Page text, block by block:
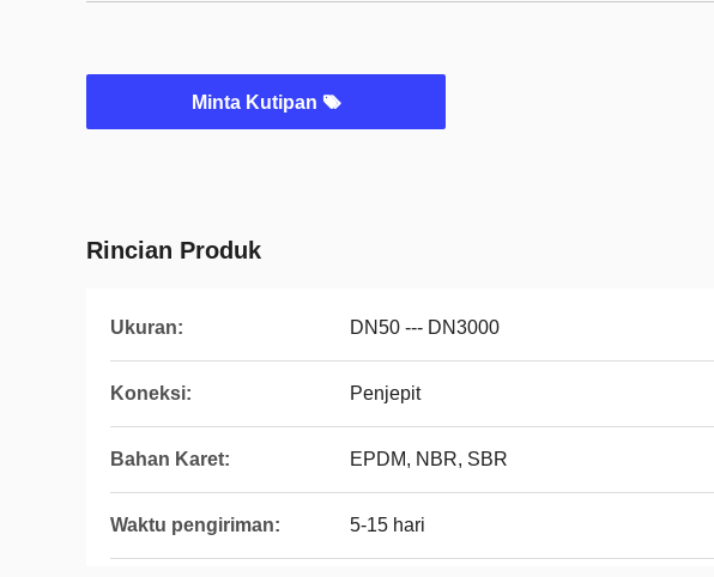
Minta Kutipan
Rincian Produk
Ukuran: DN50 --- DN3000
Koneksi: Penjepit
Bahan Karet: EPDM, NBR, SBR
Waktu pengiriman: 5-15 hari